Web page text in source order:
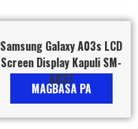
Samsung Galaxy A03s LCD
Screen Display Kapuli SM-
A037
MAGBASA PA